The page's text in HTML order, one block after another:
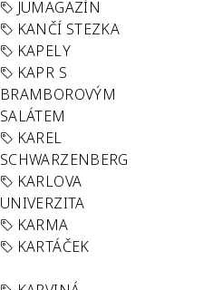
JUMAGAZÍN
KANČÍ STEZKA
KAPELY
KAPR S
BRAMBOROVÝM
SALÁTEM
KAREL
SCHWARZENBERG
KARLOVA
UNIVERZITA
KARMA
KARTÁČEK